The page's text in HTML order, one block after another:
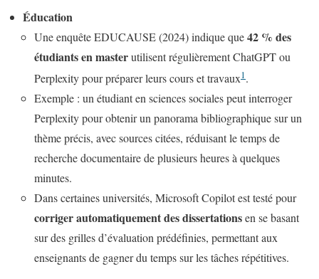
Éducation
Une enquête EDUCAUSE (2024) indique que42 % des
étudiants en masterutilisent régulièrement ChatGPT ou
Perplexity pour préparer leurs cours et travaux1.
Exemple : un étudiant en sciences sociales peut interroger
Perplexity pour obtenir un panorama bibliographique sur un
thème précis, avec sources citées, réduisant le temps de
recherche documentaire de plusieurs heures à quelques
minutes.
Dans certaines universités, Microsoft Copilot est testé pour
corriger automatiquement des dissertationsen se basant
sur des grilles d’évaluation prédéfinies, permettant aux
enseignants de gagner du temps sur les tâches répétitives.